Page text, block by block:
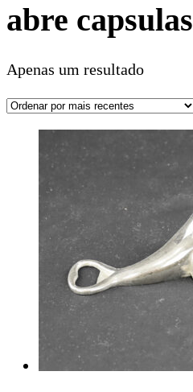
abre capsulas
Apenas um resultado